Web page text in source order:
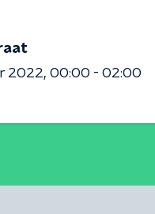
2022 00:00 - 02:00